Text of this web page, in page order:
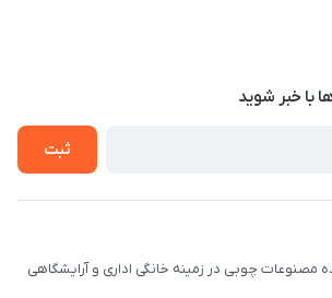
با‌ خبر شوید
ثبت
چوبی در زمینه خانگی اداری و آرایشگاهی